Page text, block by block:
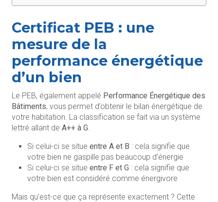
Certificat PEB : une
mesure de la
performance énergétique
d’un bien
Le PEB, également appelé Performance Énergétique des
Bâtiments, vous permet d’obtenir le bilan énergétique de
votre habitation. La classification se fait via un système
lettré allant de A++ à G
Si celui-ci se situe entre A et B : cela signifie que
votre bien ne gaspille pas beaucoup d’énergie
Si celui-ci se situe entre F et G : cela signifie que
votre bien est considéré comme énergivore
Mais qu’est-ce que ça représente exactement ? Cette